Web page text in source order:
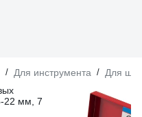
/ Для инструмента / Для